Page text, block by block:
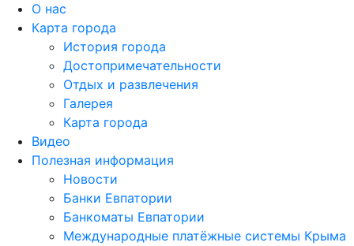
О нас
Карта города
История города
Достопримечательности
Отдых и развлечения
Галерея
Карта города
Видео
Полезная информация
Новости
Банки Евпатории
Банкоматы Евпатории
Международные платёжные системы Крыма